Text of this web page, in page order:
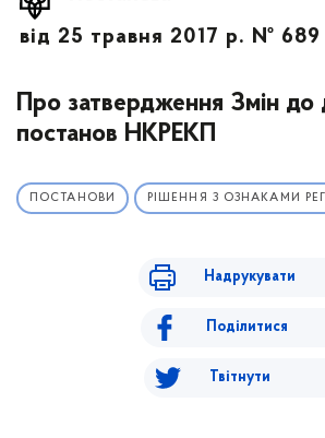
від 25 травня 2017 р. № 689
Про затвердження Змін до
постанов НКРЕКП
ПОСТАНОВИ РІШЕННЯ З ОЗНАКАМИ
Надрукувати
Поділитися
Твітнути